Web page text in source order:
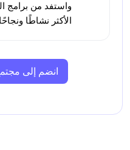
واستفد من برامج
الأكثر نشاطًا
انضم إلى